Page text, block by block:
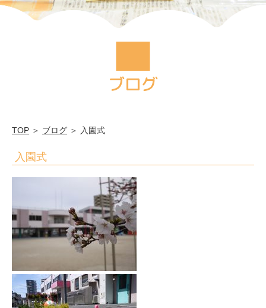
ブログ
TOP ＞ ブログ ＞ 入園式
入園式